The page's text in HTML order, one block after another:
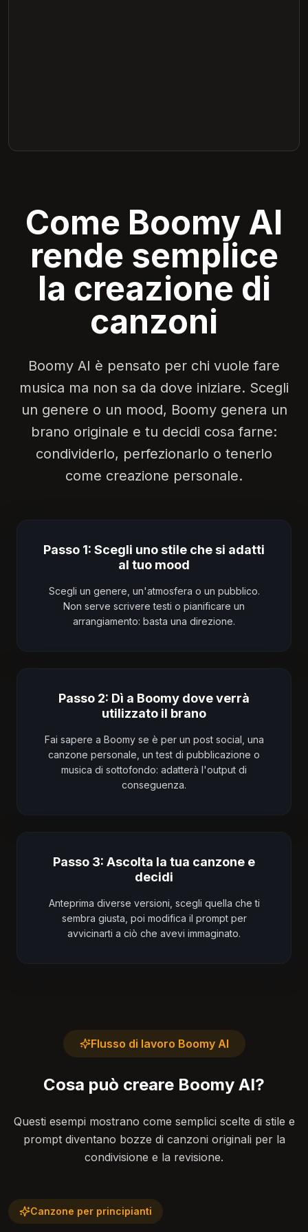
Come Boomy AI
rende semplice
la creazione di
canzoni
Boomy AI è pensato per chi vuole fare
musica ma non sa da dove iniziare. Scegli
un genere o un mood, Boomy genera un
brano originale e tu decidi cosa farne:
condividerlo, perfezionarlo o tenerlo
come creazione personale.
Passo 1: Scegli uno stile che si adatti
al tuo mood
Scegli un genere, un'atmosfera o un pubblico.
Non serve scrivere testi o pianificare un
arrangiamento: basta una direzione.
Passo 2: Dì a Boomy dove verrà
utilizzato il brano
Fai sapere a Boomy se è per un post social, una
canzone personale, un test di pubblicazione o
musica di sottofondo: adatterà l'output di
conseguenza.
Passo 3: Ascolta la tua canzone e
decidi
Anteprima diverse versioni, scegli quella che ti
sembra giusta, poi modifica il prompt per
avvicinarti a ciò che avevi immaginato.
Flusso di lavoro Boomy AI
Cosa può creare Boomy AI?
Questi esempi mostrano come semplici scelte di stile e
prompt diventano bozze di canzoni originali per la
condivisione e la revisione.
Canzone per principianti